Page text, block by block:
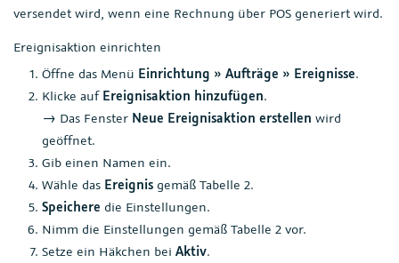
versendet wird, wenn eine Rechnung über POS generiert wird.
Ereignisaktion einrichten
Öffne das Menü Einrichtung » Aufträge » Ereignisse.
Klicke auf Ereignisaktion hinzufügen.
→ Das Fenster Neue Ereignisaktion erstellen wird
geöffnet.
Gib einen Namen ein.
Wähle das Ereignis gemäß Tabelle 2.
Speichere die Einstellungen.
Nimm die Einstellungen gemäß Tabelle 2 vor.
Setze ein Häkchen bei Aktiv.